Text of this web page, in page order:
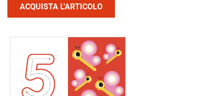
ACQUISTA L'ARTICOLO